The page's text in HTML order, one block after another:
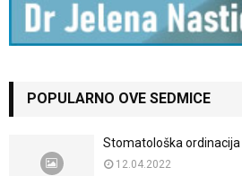
POPULARNO OVE SEDMICE
Stomatološka ordinacija
12.04.2022